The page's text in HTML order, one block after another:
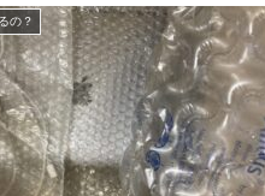
の？